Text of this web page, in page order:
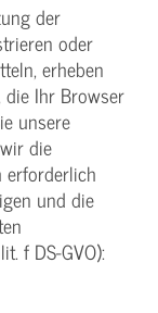
der
oder
erheben
die Ihr Browser
unsere
die
erforderlich
und die
f DS-GVO):